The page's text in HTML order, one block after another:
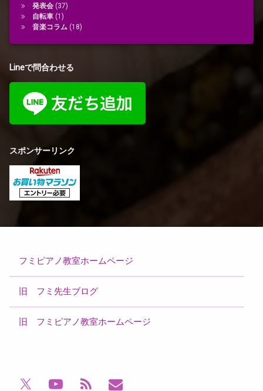
発表会(37)
自転車(1)
音楽コラム (18)
Lineで問合わせる
スポンサーリンク
フミピアノ教室ホームページ
旧 フミ先生ブログ
旧 フミピアノ教室ホームページ